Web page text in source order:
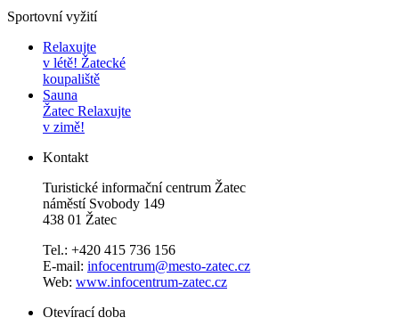
Sportovní vyžití
Relaxujte
v létě! Žatecké
koupaliště
Sauna
Žatec Relaxujte
v zimě!
Kontakt
Turistické informační centrum Žatec
náměstí Svobody 149
438 01 Žatec
Tel.: +420 415 736 156
E-mail: infocentrum@mesto-zatec.cz
Web: www.infocentrum-zatec.cz
Otevírací doba